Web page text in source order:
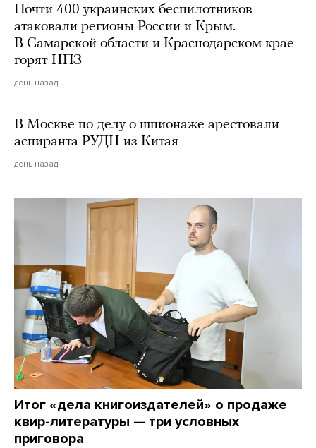
Почти 400 украинских беспилотников
атаковали регионы России и Крым.
В Самарской области и Краснодарском крае
горят НПЗ
день назад
В Москве по делу о шпионаже арестовали
аспиранта РУДН из Китая
день назад
Итог «дела книгоиздателей» о продаже
квир-литературы — три условных
приговора